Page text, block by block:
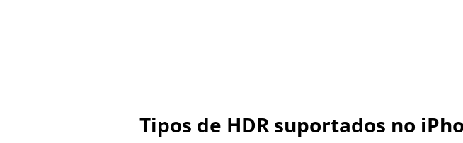
Tipos de HDR suportados no